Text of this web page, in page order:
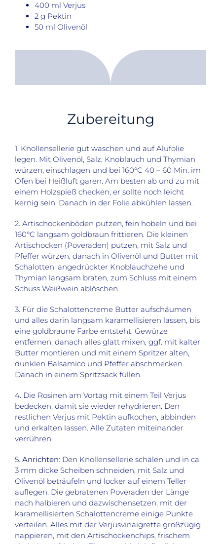
400 ml Verjus
2 g Pektin
50 ml Olivenöl
Zubereitung
1. Knollensellerie gut waschen und auf Alufolie
legen. Mit Olivenöl, Salz, Knoblauch und Thymian
würzen, einschlagen und bei 160°C 40 – 60 Min. im
Ofen bei Heißluft garen. Am besten ab und zu mit
einem Holzspieß checken, er sollte noch leicht
kernig sein. Danach in der Folie abkühlen lassen.
2. Artischockenböden putzen, fein hobeln und bei
160°C langsam goldbraun frittieren. Die kleinen
Artischocken (Poveraden) putzen, mit Salz und
Pfeffer würzen, danach in Olivenöl und Butter mit
Schalotten, angedrückter Knoblauchzehe und
Thymian langsam braten, zum Schluss mit einem
Schuss Weißwein ablöschen.
3. Für die Schalottencreme Butter aufschäumen
und alles darin langsam karamellisieren lassen, bis
eine goldbraune Farbe entsteht. Gewürze
entfernen, danach alles glatt mixen, ggf. mit kalter
Butter montieren und mit einem Spritzer alten,
dunklen Balsamico und Pfeffer abschmecken.
Danach in einem Spritzsack füllen.
4. Die Rosinen am Vortag mit einem Teil Verjus
bedecken, damit sie wieder rehydrieren. Den
restlichen Verjus mit Pektin aufkochen, abbinden
und erkalten lassen. Alle Zutaten miteinander
verrühren.
5. Anrichten: Den Knollensellerie schälen und in ca.
3 mm dicke Scheiben schneiden, mit Salz und
Olivenöl beträufeln und locker auf einem Teller
auflegen. Die gebratenen Poveraden der Länge
nach halbieren und dazwischensetzen, mit der
karamellisierten Schalottencreme einige Punkte
verteilen. Alles mit der Verjusvinaigrette großzügig
nappieren, mit den Artischockenchips, frischem